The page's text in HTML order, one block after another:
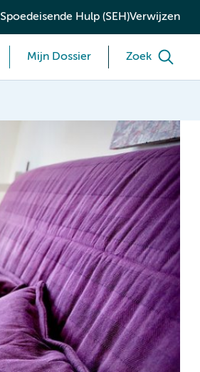
Spoedeisende Hulp (SEH)Verwijzen
Mijn Dossier Zoek